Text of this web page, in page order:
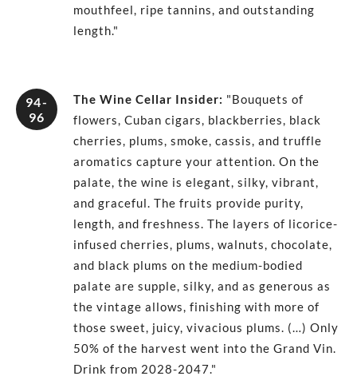
mouthfeel, ripe tannins, and outstanding
length."
94-
96
The Wine Cellar Insider: "Bouquets of
flowers, Cuban cigars, blackberries, black
cherries, plums, smoke, cassis, and truffle
aromatics capture your attention. On the
palate, the wine is elegant, silky, vibrant,
and graceful. The fruits provide purity,
length, and freshness. The layers of licorice-
infused cherries, plums, walnuts, chocolate,
and black plums on the medium-bodied
palate are supple, silky, and as generous as
the vintage allows, finishing with more of
those sweet, juicy, vivacious plums. (…) Only
50% of the harvest went into the Grand Vin.
Drink from 2028-2047."